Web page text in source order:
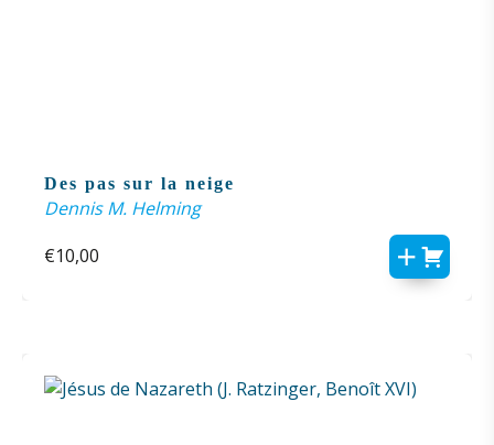
Des pas sur la neige
Dennis M. Helming
€10,00